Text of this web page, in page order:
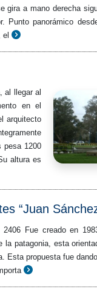
gira a mano derecha
Punto panorámico
al llegar al
en el
arquitecto
pesa 1200
altura es
“Juan
2406 Fue creado en
patagonia, esta
Esta propuesta fue